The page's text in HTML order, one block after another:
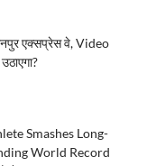
एक्सप्रेस वे, Video
Smashes Long-
World Record